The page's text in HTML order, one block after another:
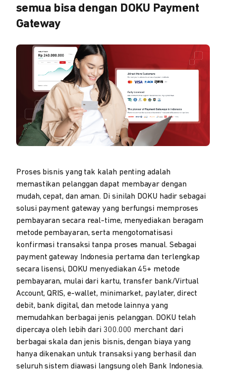
semua bisa dengan DOKU Payment
Gateway
Proses bisnis yang tak kalah penting adalah
memastikan pelanggan dapat membayar dengan
mudah, cepat, dan aman. Di sinilah DOKU hadir sebagai
solusi payment gateway yang berfungsi memproses
pembayaran secara real-time, menyediakan beragam
metode pembayaran, serta mengotomatisasi
konfirmasi transaksi tanpa proses manual. Sebagai
payment gateway Indonesia pertama dan terlengkap
secara lisensi, DOKU menyediakan 45+ metode
pembayaran, mulai dari kartu, transfer bank/Virtual
Account, QRIS, e-wallet, minimarket, paylater, direct
debit, bank digital, dan metode lainnya yang
memudahkan berbagai jenis pelanggan. DOKU telah
dipercaya oleh lebih dari 300.000 merchant dari
berbagai skala dan jenis bisnis, dengan biaya yang
hanya dikenakan untuk transaksi yang berhasil dan
seluruh sistem diawasi langsung oleh Bank Indonesia.